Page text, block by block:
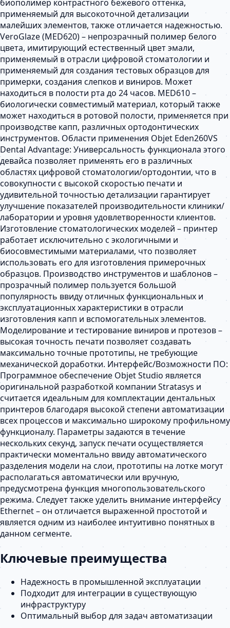
биополимер контрастного бежевого оттенка,
применяемый для высокоточной детализации
малейших элементов, также отличается надежностью.
VeroGlaze (MED620) – непрозрачный полимер белого
цвета, имитирующий естественный цвет эмали,
применяемый в отрасли цифровой стоматологии и
применяемый для создания тестовых образцов для
примерки, создания слепков и виниров. Может
находиться в полости рта до 24 часов. MED610 –
биологически совместимый материал, который также
может находиться в ротовой полости, применяется при
производстве капп, различных ортодонтических
инструментов. Области применения Objet Eden260VS
Dental Advantage: Универсальность функционала этого
девайса позволяет применять его в различных
областях цифровой стоматологии/ортодонтии, что в
совокупности с высокой скоростью печати и
удивительной точностью детализации гарантирует
улучшение показателей производительности клиники/
лаборатории и уровня удовлетворенности клиентов.
Изготовление стоматологических моделей – принтер
работает исключительно с экологичными и
биосовместимыми материалами, что позволяет
использовать его для изготовления примерочных
образцов. Производство инструментов и шаблонов –
прозрачный полимер пользуется большой
популярность ввиду отличных функциональных и
эксплуатационных характеристики в отрасли
изготовления капп и вспомогательных элементов.
Моделирование и тестирование виниров и протезов –
высокая точность печати позволяет создавать
максимально точные прототипы, не требующие
механической доработки. Интерфейс/Возможности ПО:
Программное обеспечение Objet Studio является
оригинальной разработкой компании Stratasys и
считается идеальным для комплектации дентальных
принтеров благодаря высокой степени автоматизации
всех процессов и максимально широкому профильному
функционалу. Параметры задаются в течение
нескольких секунд, запуск печати осуществляется
практически моментально ввиду автоматического
разделения модели на слои, прототипы на лотке могут
располагаться автоматически или вручную,
предусмотрена функция многопользовательского
режима. Следует также уделить внимание интерфейсу
Ethernet – он отличается выраженной простотой и
является одним из наиболее интуитивно понятных в
данном сегменте.
Ключевые преимущества
Надежность в промышленной эксплуатации
Подходит для интеграции в существующую
инфраструктуру
Оптимальный выбор для задач автоматизации